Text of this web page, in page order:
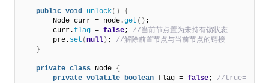
public void unlock()
{
        Node curr = node.
get () ;
        curr.
flag = false;
        pre.
set (null ) ;
//解除前置节点与当前节点的链接
}
private class Node {
private volatile boolean flag = false;
//true=